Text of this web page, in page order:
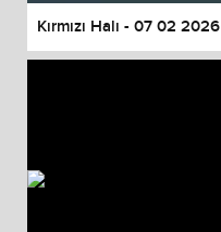
Kırmızı Halı - 07 02 2026